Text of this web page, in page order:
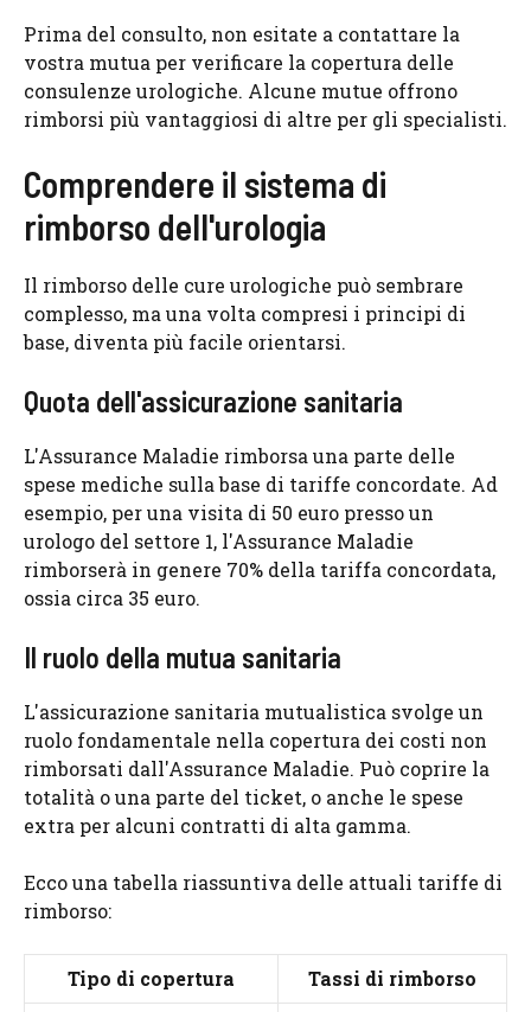
Prima del consulto, non esitate a contattare la
vostra mutua per verificare la copertura delle
consulenze urologiche. Alcune mutue offrono
rimborsi più vantaggiosi di altre per gli specialisti.
Comprendere il sistema di
rimborso dell'urologia
Il rimborso delle cure urologiche può sembrare
complesso, ma una volta compresi i principi di
base, diventa più facile orientarsi.
Quota dell'assicurazione sanitaria
L'Assurance Maladie rimborsa una parte delle
spese mediche sulla base di tariffe concordate. Ad
esempio, per una visita di 50 euro presso un
urologo del settore 1, l'Assurance Maladie
rimborserà in genere 70% della tariffa concordata,
ossia circa 35 euro.
Il ruolo della mutua sanitaria
L'assicurazione sanitaria mutualistica svolge un
ruolo fondamentale nella copertura dei costi non
rimborsati dall'Assurance Maladie. Può coprire la
totalità o una parte del ticket, o anche le spese
extra per alcuni contratti di alta gamma.
Ecco una tabella riassuntiva delle attuali tariffe di
rimborso:
Tipo di copertura Tassi di rimborso